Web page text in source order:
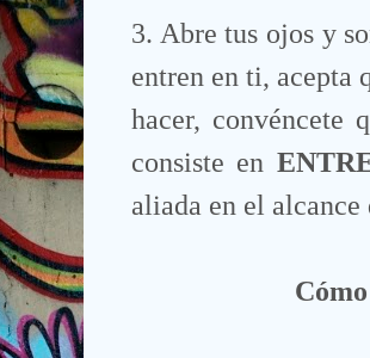
3. Abre tus ojos y
entren en ti, acepta
hacer, convéncete
consiste en
aliada en el alcance